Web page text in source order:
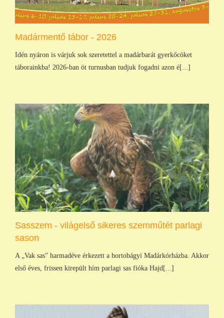
Madármentő tábor - 2026
Idén nyáron is várjuk sok szeretettel a madárbarát gyerkőcöket
táborainkba! 2026-ban öt turnusban tudjuk fogadni azon é[...]
Sasszem - világelső sikeres szemműtét parlagi
sason
A „Vak sas” harmadéve érkezett a hortobágyi Madárkórházba. Akkor
első éves, frissen kirepült hím parlagi sas fióka Hajd[...]